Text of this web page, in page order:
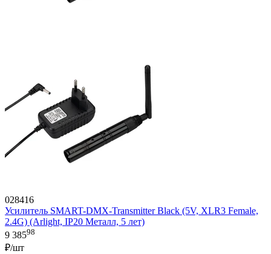
028416
Усилитель SMART-DMX-Transmitter Black (5V, XLR3 Female,
2.4G) (Arlight, IP20 Металл, 5 лет)
9 38598
₽/шт